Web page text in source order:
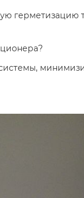
герметизацию